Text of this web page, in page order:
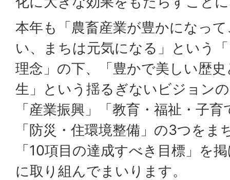
本年も「農畜産業が豊かになっ
い、まちは元気になる」という
理念」の下、「豊かで美しい歴
生」という揺るぎないビジョン
「産業振興」「教育・福祉・子
「防災・住環境整備」の3つを
「10項目の達成すべき目標」を
に取り組んでまいります。